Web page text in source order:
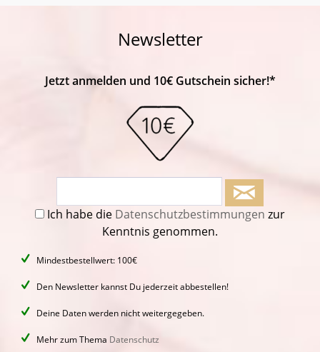
Newsletter
Jetzt anmelden und 10€ Gutschein sicher!*
Ich habe die Datenschutzbestimmungen zur
Kenntnis genommen.
Mindestbestellwert: 100€
Den Newsletter kannst Du jederzeit abbestellen!
Deine Daten werden nicht weitergegeben.
Mehr zum Thema Datenschutz